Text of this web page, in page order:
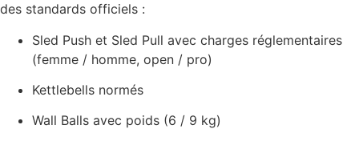
des standards officiels :
Sled Push et Sled Pull avec charges réglementaires
(femme / homme, open / pro)
Kettlebells normés
Wall Balls avec poids (6 / 9 kg)